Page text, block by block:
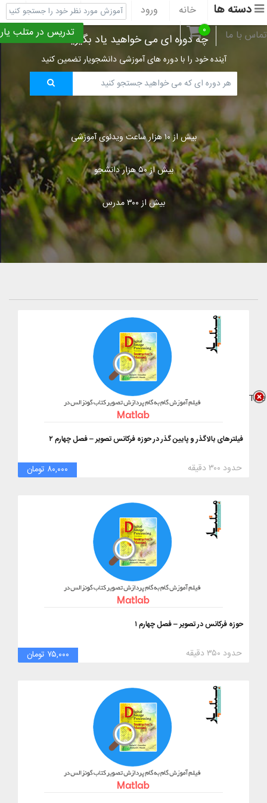
دسته ها خانه ورود ثبت نام
پشتیبانی
تماس با ما
۰ تدریس در متلب یارچه دوره ای می خواهید یاد بگیرید؟
آینده خود را با دوره های آموزشی دانشجویار تضمین کنید
بیش از ۱۰ هزار ساعت ویدئوی آموزشی
بیش از ۵۰ هزار دانشجو
بیش از ۳۰۰ مدرس
فیلترهای بالاگذر و پایین گذر در حوزه فرکانس تصویر – فصل چهارم ۲
۸۰,۰۰۰ تومان حدود ۳۰۰ دقیقه
حوزه فرکانس در تصویر – فصل چهارم ۱
۷۵,۰۰۰ تومان حدود ۳۵۰ دقیقه
Title